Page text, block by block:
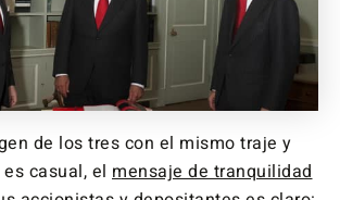
de los tres con el mismo traje y
casual, el mensaje de tranquilidad